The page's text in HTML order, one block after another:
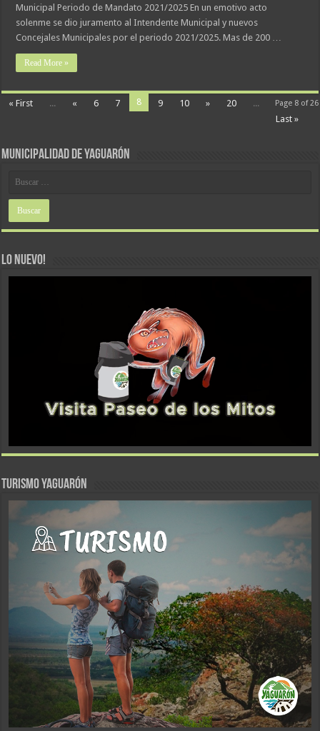
Municipal Periodo de Mandato 2021/2025 En un emotivo acto
solenme se dio juramento al Intendente Municipal y nuevos
Concejales Municipales por el periodo 2021/2025. Mas de 200 …
Read More »
Page 8 of 26
« First ... « 6 7 8 9 10 » 20
...
Last »
MUNICIPALIDAD DE YAGUARÓN
LO NUEVO!
TURISMO YAGUARÓN